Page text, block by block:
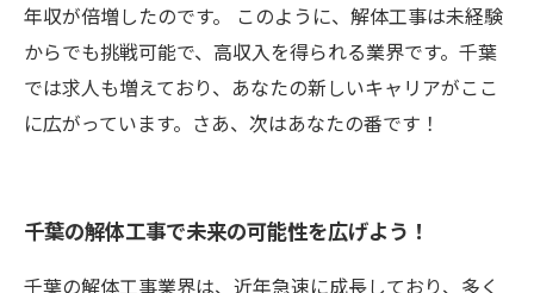
年収が倍増したのです。 このように、解体工事は未経験
からでも挑戦可能で、高収入を得られる業界です。千葉
では求人も増えており、あなたの新しいキャリアがここ
に広がっています。さあ、次はあなたの番です！
千葉の解体工事で未来の可能性を広げよう！
千葉の解体工事業界は、近年急速に成長しており、多く